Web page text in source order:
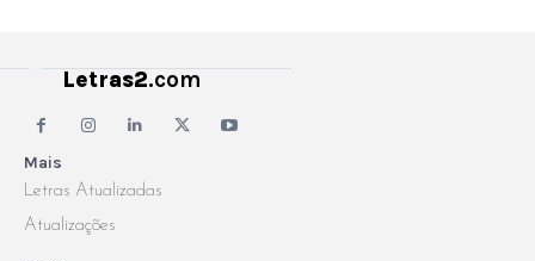
Mais
Letras Atualizadas
Atualizações
Letras2.com